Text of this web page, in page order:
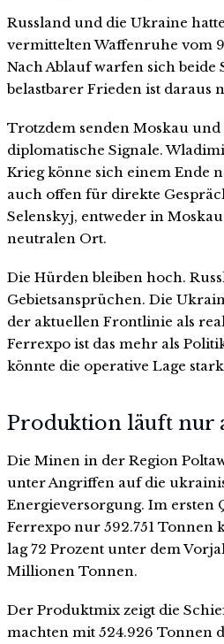
Russland und die Ukraine
vermittelten Waffenruhe vom
Nach Ablauf warfen sich beide
belastbarer Frieden ist daraus
Trotzdem senden Moskau
diplomatische Signale.
Krieg könne sich einem Ende
auch offen für direkte
Selenskyj, entweder in
neutralen Ort.
Die Hürden bleiben hoch.
Gebietsansprüchen. Die
der aktuellen Frontlinie als
Ferrexpo ist das mehr als
könnte die operative Lage
Produktion läuft nur
Die Minen in der Region
unter Angriffen auf die
Energieversorgung. Im ersten
Ferrexpo nur 592.751 Tonnen
lag 72 Prozent unter dem
Millionen Tonnen.
Der Produktmix zeigt die
machten mit 524.926 Tonnen